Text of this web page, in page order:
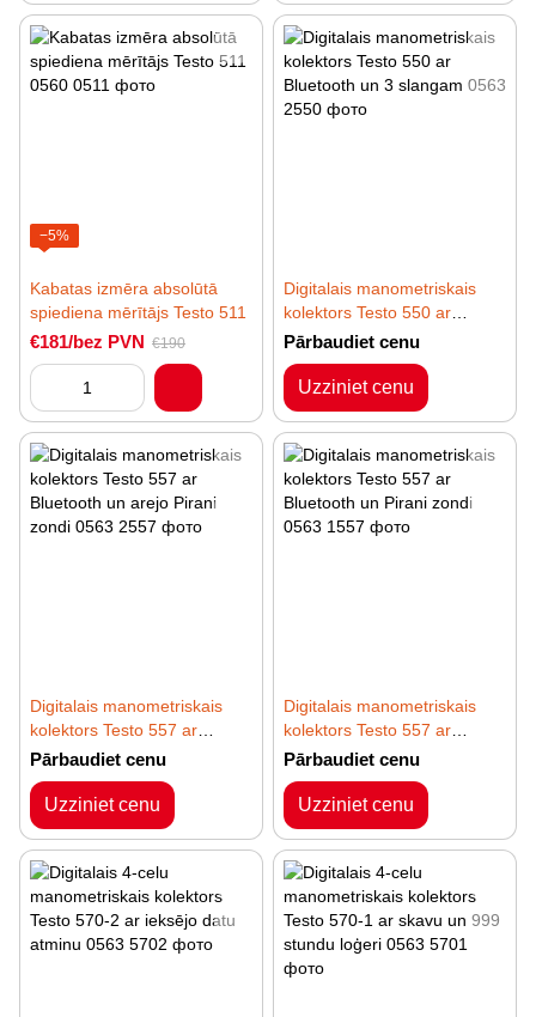
−5%
Kabatas izmēra absolūtā
spiediena mērītājs Testo 511
€181/bez PVN €190
Digitalais manometriskais
kolektors Testo 550 ar
Bluetooth un 3 slangam
Pārbaudiet cenu
Uzziniet cenu
Digitalais manometriskais
kolektors Testo 557 ar
Bluetooth un arejo Pirani
zondi
Pārbaudiet cenu
Uzziniet cenu
Digitalais manometriskais
kolektors Testo 557 ar
Bluetooth un Pirani zondi
Pārbaudiet cenu
Uzziniet cenu